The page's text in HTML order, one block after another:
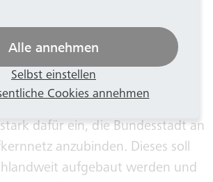
Wärme.
Wasserstoff-Pipeline bis
setzen sich gemeinsam mit
dafür ein, die Bundesstadt an
anzubinden. Dieses soll
aufgebaut werden und
Alle annehmen
Selbst einstellen
Cookies annehmen